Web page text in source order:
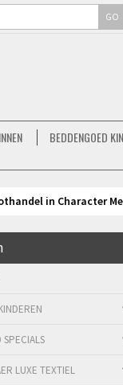
GO
BEDDENGOED
in Character
SPECIALS
LUXE TEXTIEL